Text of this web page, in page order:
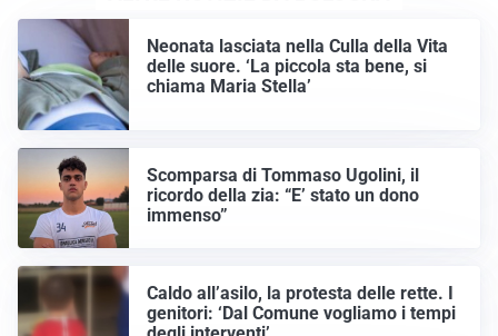
Neonata lasciata nella Culla della Vita
delle suore. ‘La piccola sta bene, si
chiama Maria Stella’
Scomparsa di Tommaso Ugolini, il
ricordo della zia: “E’ stato un dono
immenso”
Caldo all’asilo, la protesta delle rette. I
genitori: ‘Dal Comune vogliamo i tempi